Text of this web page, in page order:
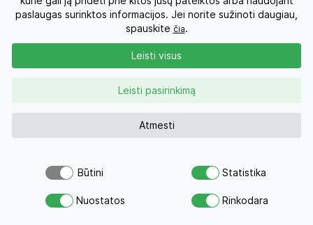
Poilsinių kelionių pasiūlymai
Turkija, Fetija
2026 Rugsėjis - Spalis
Savo svajonių atostogoms
paslaugas surinktos informacijos. Jei norite sužinoti daugiau,
spauskite čia.
Atmesti
Leisti pasirinkimą
Leisti visus
Būtini Statistika
Nuostatos Rinkodara